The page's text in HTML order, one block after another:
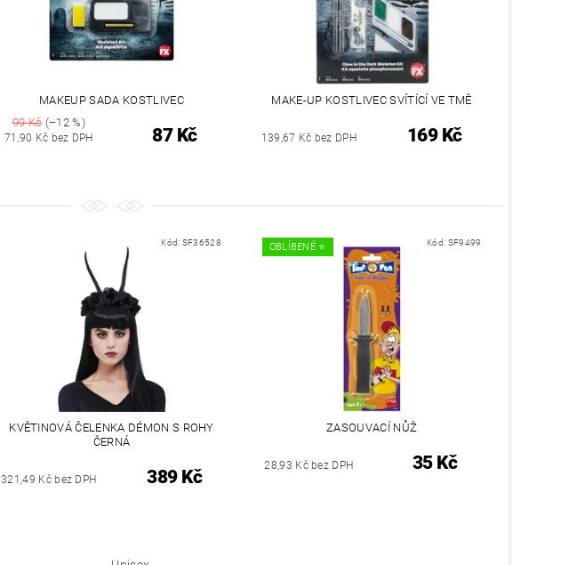
MAKEUP SADA KOSTLIVEC
99 Kč(–12 %)
71,90 Kč bez DPH 87 Kč
MAKE-UP KOSTLIVEC SVÍTÍCÍ VE TMĚ
139,67 Kč bez DPH 169 Kč
Kód: SF36528
KVĚTINOVÁ ČELENKA DÉMON S ROHY
ČERNÁ
321,49 Kč bez DPH 389 Kč
OBLÍBENÉ ⭐️ Kód: SF9499
ZASOUVACÍ NŮŽ
28,93 Kč bez DPH 35 Kč